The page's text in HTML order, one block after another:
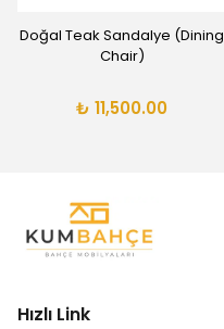
Doğal Teak Sandalye (Dining
Chair)
₺ 11,500.00
Hızlı Link